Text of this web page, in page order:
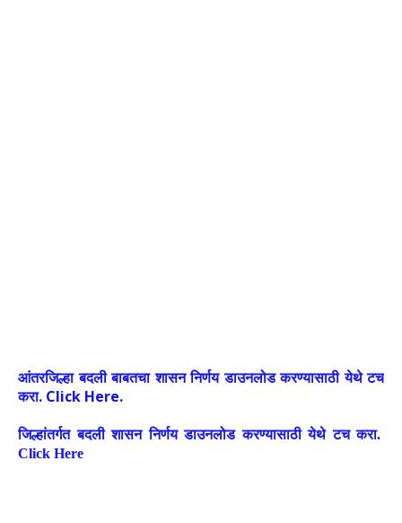
आंतरजिल्हा बदली बाबतचा शासन निर्णय डाउनलोड करण्यासाठी येथे टच
करा. Click Here.
जिल्हांतर्गत बदली शासन निर्णय डाउनलोड करण्यासाठी येथे टच करा.
Click Here